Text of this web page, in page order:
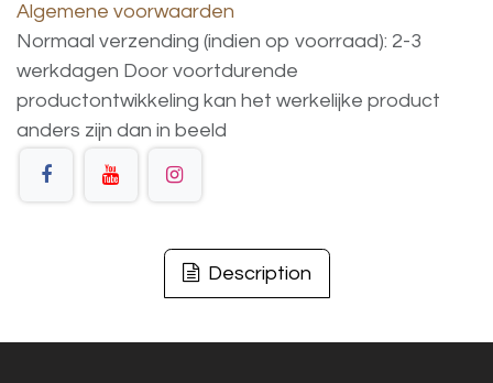
Algemene voorwaarden
Normaal verzending (indien op voorraad): 2-3
werkdagen Door voortdurende
productontwikkeling kan het werkelijke product
anders zijn dan in beeld
Description